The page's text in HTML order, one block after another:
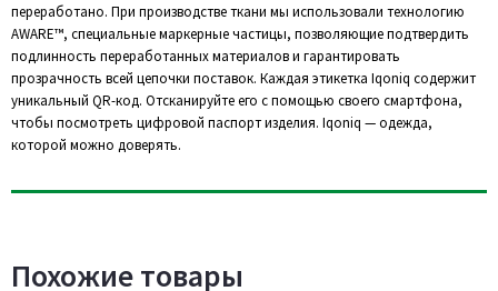
переработано. При производстве ткани мы использовали технологию
AWARE™, специальные маркерные частицы, позволяющие подтвердить
подлинность переработанных материалов и гарантировать
прозрачность всей цепочки поставок. Каждая этикетка Iqoniq содержит
уникальный QR-код. Отсканируйте его с помощью своего смартфона,
чтобы посмотреть цифровой паспорт изделия. Iqoniq — одежда,
которой можно доверять.
Похожие товары